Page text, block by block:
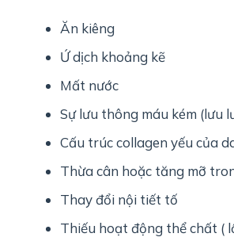
Ăn kiêng
Ứ dịch khoảng kẽ
Mất nước
Sự lưu thông máu kém (lưu
Cấu trúc collagen yếu của
Thừa cân hoặc tăng mỡ
Thay đổi nội tiết tố
Thiếu hoạt động thể chất (